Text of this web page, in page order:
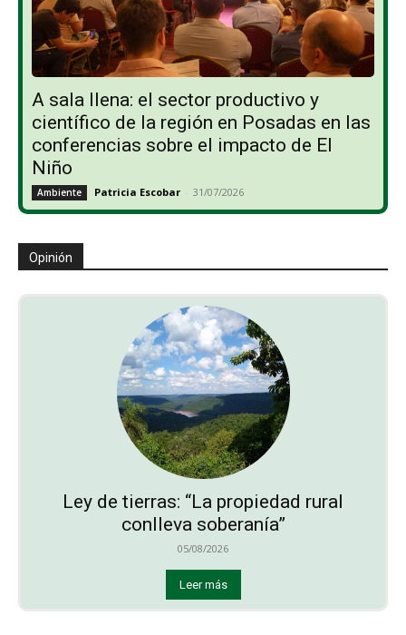
A sala llena: el sector productivo y
científico de la región en Posadas en las
conferencias sobre el impacto de El
Niño
Ambiente Patricia Escobar - 31/07/2026
Opinión
Ley de tierras: “La propiedad rural
conlleva soberanía”
05/08/2026
Leer más